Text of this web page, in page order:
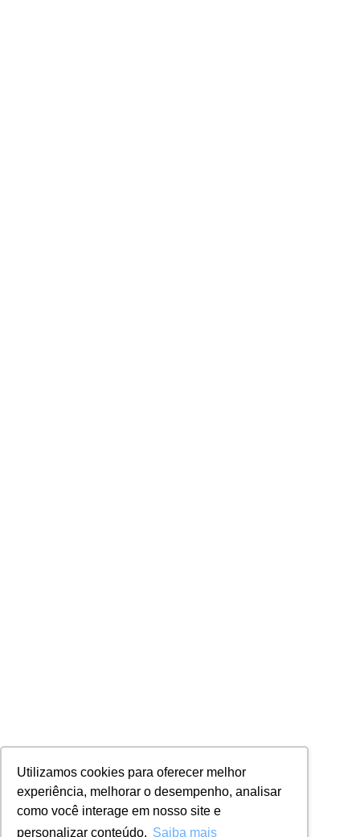
Utilizamos cookies para oferecer melhor
experiência, melhorar o desempenho, analisar
como você interage em nosso site e
personalizar conteúdo. Saiba mais